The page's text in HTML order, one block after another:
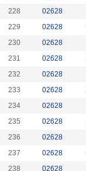
228
02628
229
02628
230
02628
231
02628
232
02628
233
02628
234
02628
235
02628
236
02628
237
02628
238
02628